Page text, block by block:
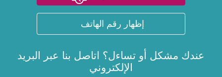
إظهار رقم الهاتف
عندك مشكل أو تساءل؟ اتاصل بنا عبر
البريد
الإلكتروني